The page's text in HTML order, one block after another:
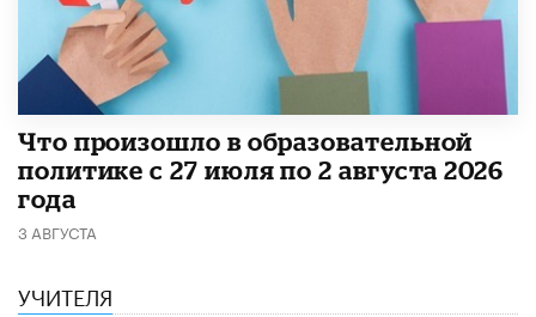
​Что произошло в образовательной
политике с 27 июля по 2 августа 2026
года
3 АВГУСТА
УЧИТЕЛЯ